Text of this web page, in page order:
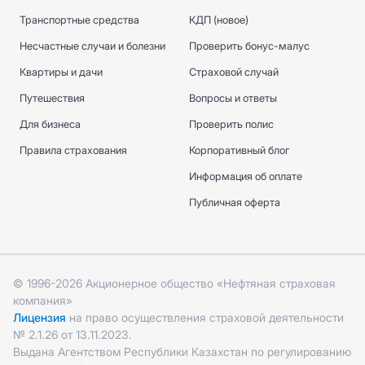
Транспортные средства
Несчастные случаи и болезни
Квартиры и дачи
Путешествия
Для бизнеса
Правила страхования
КДП (новое)
Проверить бонус-малус
Страховой случай
Вопросы и ответы
Проверить полис
Корпоративный блог
Информация об оплате
Публичная оферта
© 1996-2026 Акционерное общество «Нефтяная страховая
компания»
Лицензия на право осуществления страховой деятельности
№ 2.1.26 от 13.11.2023.
Выдана Агентством Республики Казахстан по регулированию